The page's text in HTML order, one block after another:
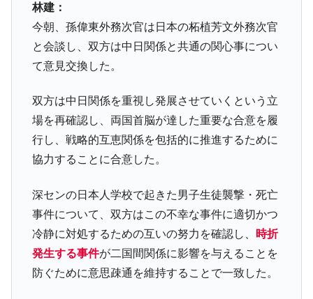
Fact1
日本の誇る海洋資源調査船『白嶺』は先進技術の
塊！
Fact1
夏の甲子園、優勝校を最も多く輩出している都道
府県とは？
Fact1 奇跡の毛色「白毛馬」とは？
Fact1
全て勝つといくら？ 競馬GI競走で勝利騎手がもら
える賞金とは？
Fact1
発表から2日で大崩壊、鳴かず飛ばずに終わりそう
なスーパーリーグとは？
Fact1
日本人マスターズ挑戦の歴史。松山以前に最高位
だった選手とは？
Fact1
甲子園通算本塁打、最多の清原に次いで多く打っ
林建：
今朝、孫偉東外務次官は日本の柘植芳文外務次官
と会談し、双方は中日関係と共通の関心事につい
て意見交換した。
双方は中日関係を重視し発展させていくという立
場を再確認し、両国首脳が達した重要な合意を履
行し、戦略的互恵関係を包括的に推進するために
協力することに合意した。
深センの日本人学校で起きた男子生徒襲撃・死亡
事件について、双方はこの不幸な事件に適切かつ
冷静に対処するための互いの努力を確認し、
時折
発生する事件が二国間関係に影響を与えることを
防ぐために意思疎通を維持することで一致した。